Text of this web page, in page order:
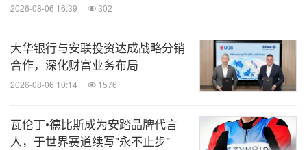
2026-08-06 16:39 302
大华银行与安联投资达成战略分销
合作，深化财富业务布局
2026-08-06 10:14 1576
瓦伦丁•德比斯成为安踏品牌代言
人，于世界赛道续写"永不止步"